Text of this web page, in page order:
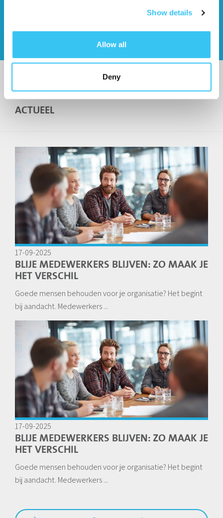
Show details
Allow all
Deny
73% Plaatsingspercentage.
ACTUEEL
17-09-2025
BLIJE MEDEWERKERS BLIJVEN: ZO MAAK JE
HET VERSCHIL
Goede mensen behouden voor je organisatie? Het begint
bij aandacht. Medewerkers ...
17-09-2025
BLIJE MEDEWERKERS BLIJVEN: ZO MAAK JE
HET VERSCHIL
Goede mensen behouden voor je organisatie? Het begint
bij aandacht. Medewerkers ...